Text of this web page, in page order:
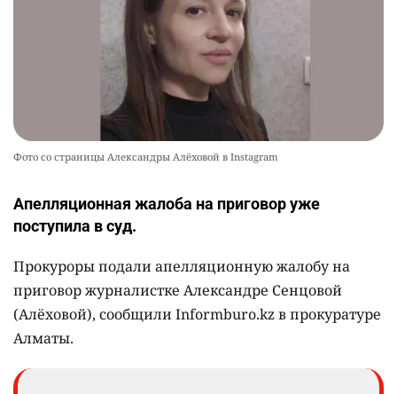
Фото со страницы Александры Алёховой в Instagram
Апелляционная жалоба на приговор уже
поступила в суд.
Прокуроры подали апелляционную жалобу на
приговор журналистке Александре Сенцовой
(Алёховой), сообщили Informburo.kz в прокуратуре
Алматы.